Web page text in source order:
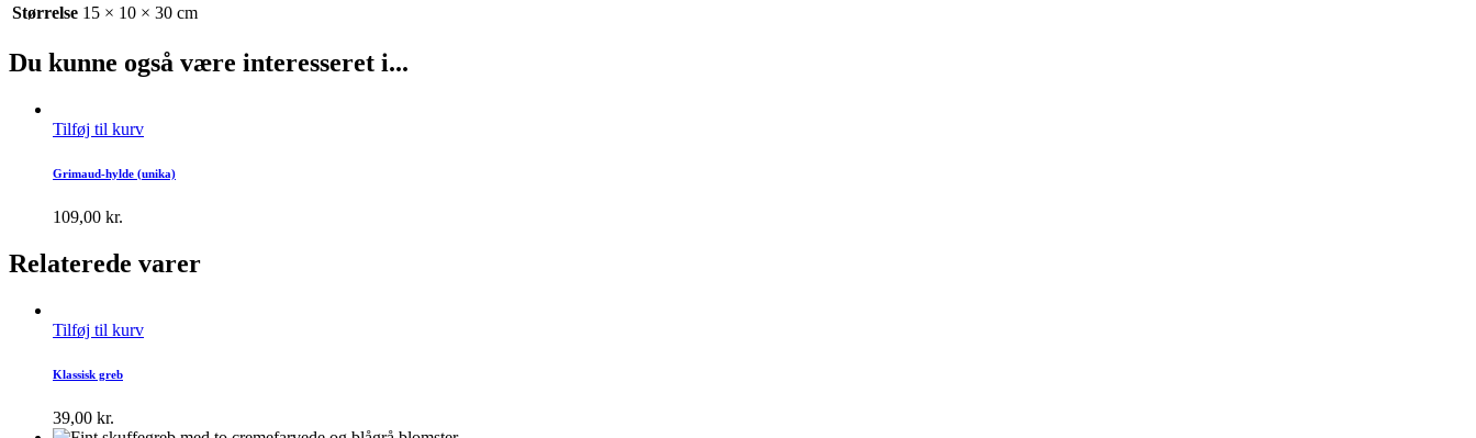
Størrelse 15 × 10 × 30 cm
Du kunne også være interesseret i...
Tilføj til kurv
Grimaud-hylde (unika)
109,00 kr.
Relaterede varer
Tilføj til kurv
Klassisk greb
39,00 kr.